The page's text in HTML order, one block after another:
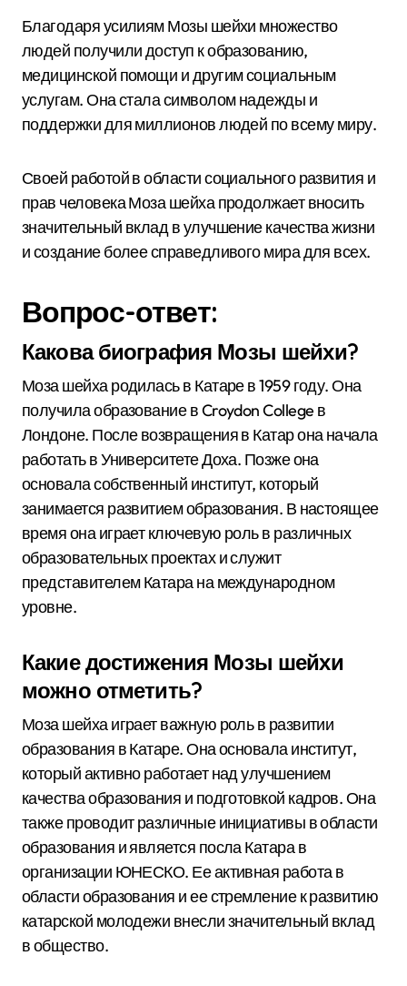
Благодаря усилиям Мозы шейхи множество
людей получили доступ к образованию,
медицинской помощи и другим социальным
услугам. Она стала символом надежды и
поддержки для миллионов людей по всему миру.
Своей работой в области социального развития и
прав человека Моза шейха продолжает вносить
значительный вклад в улучшение качества жизни
и создание более справедливого мира для всех.
Вопрос-ответ:
Какова биография Мозы шейхи?
Моза шейха родилась в Катаре в 1959 году. Она
получила образование в Croydon College в
Лондоне. После возвращения в Катар она начала
работать в Университете Доха. Позже она
основала собственный институт, который
занимается развитием образования. В настоящее
время она играет ключевую роль в различных
образовательных проектах и служит
представителем Катара на международном
уровне.
Какие достижения Мозы шейхи
можно отметить?
Моза шейха играет важную роль в развитии
образования в Катаре. Она основала институт,
который активно работает над улучшением
качества образования и подготовкой кадров. Она
также проводит различные инициативы в области
образования и является посла Катара в
организации ЮНЕСКО. Ее активная работа в
области образования и ее стремление к развитию
катарской молодежи внесли значительный вклад
в общество.